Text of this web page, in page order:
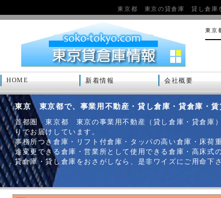
東京都 東京の貸倉庫 貸し倉庫
東京
HOME 新着情報 会社概要
東京 東京都で、事業用不動産・貸し倉庫・貸倉庫・
首都圏 東京都 東京の事業用不動産（貸し倉庫・貸倉庫
りでお届けしています。
事務所つき倉庫・リフト付倉庫・タッパの高い倉庫・床荷
途変更できる倉庫・営業所として使用できる倉庫・高床式
貸倉庫・貸し倉庫をおさがしなら、是非ワイズにご用命下